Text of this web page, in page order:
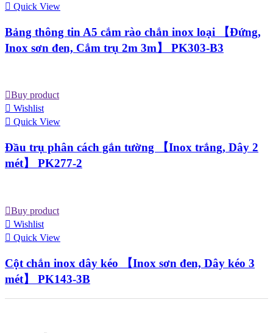
Quick View
Bảng thông tin A5 cắm rào chắn inox loại 【Đứng,
Inox sơn đen, Cắm trụ 2m 3m】 PK303-B3
Buy product
Wishlist
Quick View
Đầu trụ phân cách gắn tường 【Inox trắng, Dây 2
mét】 PK277-2
Buy product
Wishlist
Quick View
Cột chắn inox dây kéo 【Inox sơn đen, Dây kéo 3
mét】 PK143-3B